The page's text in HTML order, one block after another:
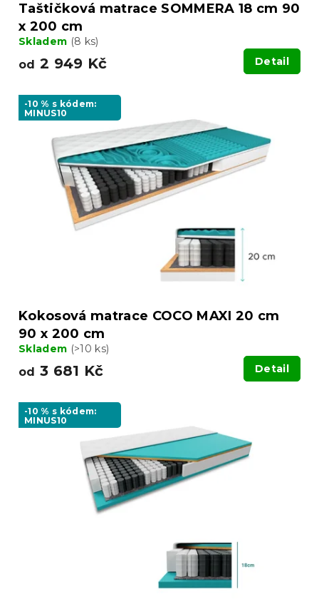
Taštičková matrace SOMMERA 18 cm 90
x 200 cm
Skladem (8 ks)
od 2 949 Kč Detail
-10 % s kódem:
MINUS10
Kokosová matrace COCO MAXI 20 cm
90 x 200 cm
Skladem (>10 ks)
od 3 681 Kč Detail
-10 % s kódem:
MINUS10